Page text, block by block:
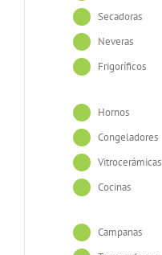
Secadoras
Neveras
Frigoríficos
Hornos
Congeladores
Vitrocerámicas
Cocinas
Campanas